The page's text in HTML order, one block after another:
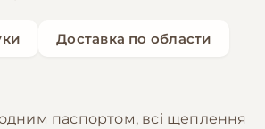
Доставка по области
паспортом, всі щеплення